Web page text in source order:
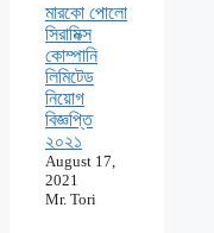
মারকো পোলো
সিরামিক্স
কোম্পানি
লিমিটেড
নিয়োগ
বিজ্ঞপ্তি
২০২১
August 17,
2021
Mr. Tori